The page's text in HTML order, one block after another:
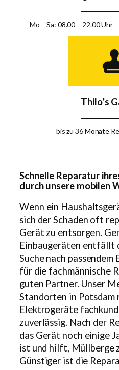
Mo – Sa: 08.00 – 22.00 Uhr
Thilo’s
bis zu 36 Monate
Schnelle Reparatur
durch unsere mobilen
Wenn ein
sich der Schaden oft
Gerät zu entsorgen.
Einbaugeräten entfällt
Suche nach
für die fachmännische
guten Partner. Unser
Standorten in Potsdam
Elektrogeräte
zuverlässig. Nach der
das Gerät noch einige
ist und hilft, Müllberge
Günstiger ist die